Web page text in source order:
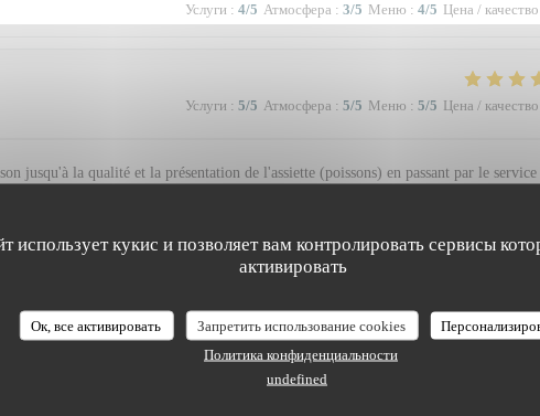
использует кукис и позволяет вам контролировать сервисы
активировать
Ок, все активировать Запретить использование cookies
Политика конфиденциальности
undefined
Услуги : 4/5 Атмосфера : 3/5 Меню : 4/5 Цена / качество
Услуги : 5/5 Атмосфера : 5/5 Меню : 5/5 Цена / качество
jusqu'à la qualité et la présentation de l'assiette (poissons) en passant par le service
Bravo & merci +++
Vraiment top. Je recommande.